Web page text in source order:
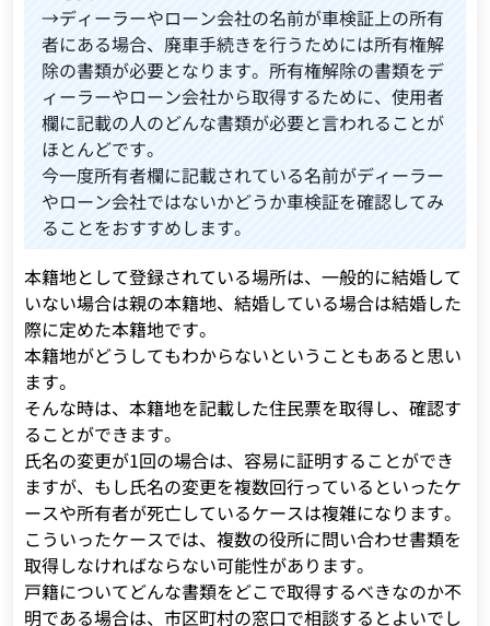
→ディーラーやローン会社の名前が車検証上の所有
者にある場合、廃車手続きを行うためには所有権解
除の書類が必要となります。所有権解除の書類をデ
ィーラーやローン会社から取得するために、使用者
欄に記載の人のどんな書類が必要と言われることが
ほとんどです。
今一度所有者欄に記載されている名前がディーラー
やローン会社ではないかどうか車検証を確認してみ
ることをおすすめします。
本籍地として登録されている場所は、一般的に結婚して
いない場合は親の本籍地、結婚している場合は結婚した
際に定めた本籍地です。
本籍地がどうしてもわからないということもあると思い
ます。
そんな時は、本籍地を記載した住民票を取得し、確認す
ることができます。
氏名の変更が1回の場合は、容易に証明することができ
ますが、もし氏名の変更を複数回行っているといったケ
ースや所有者が死亡しているケースは複雑になります。
こういったケースでは、複数の役所に問い合わせ書類を
取得しなければならない可能性があります。
戸籍についてどんな書類をどこで取得するべきなのか不
明である場合は、市区町村の窓口で相談するとよいでし